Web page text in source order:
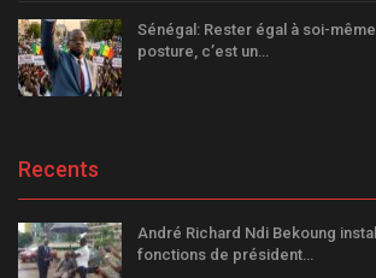
Sénégal: Rester égal à soi-même
posture, c’est un…
Recents
André Richard Ndi Bekoung
fonctions de président…